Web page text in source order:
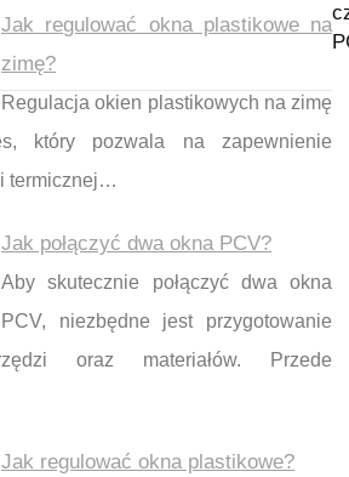
Jak regulować okna plastikowe na
zimę?
Regulacja okien plastikowych na zimę
który pozwala na zapewnienie
termicznej…
Jak połączyć dwa okna PCV?
Aby skutecznie połączyć dwa okna
PCV, niezbędne jest przygotowanie
oraz materiałów. Przede
Jak regulować okna plastikowe?